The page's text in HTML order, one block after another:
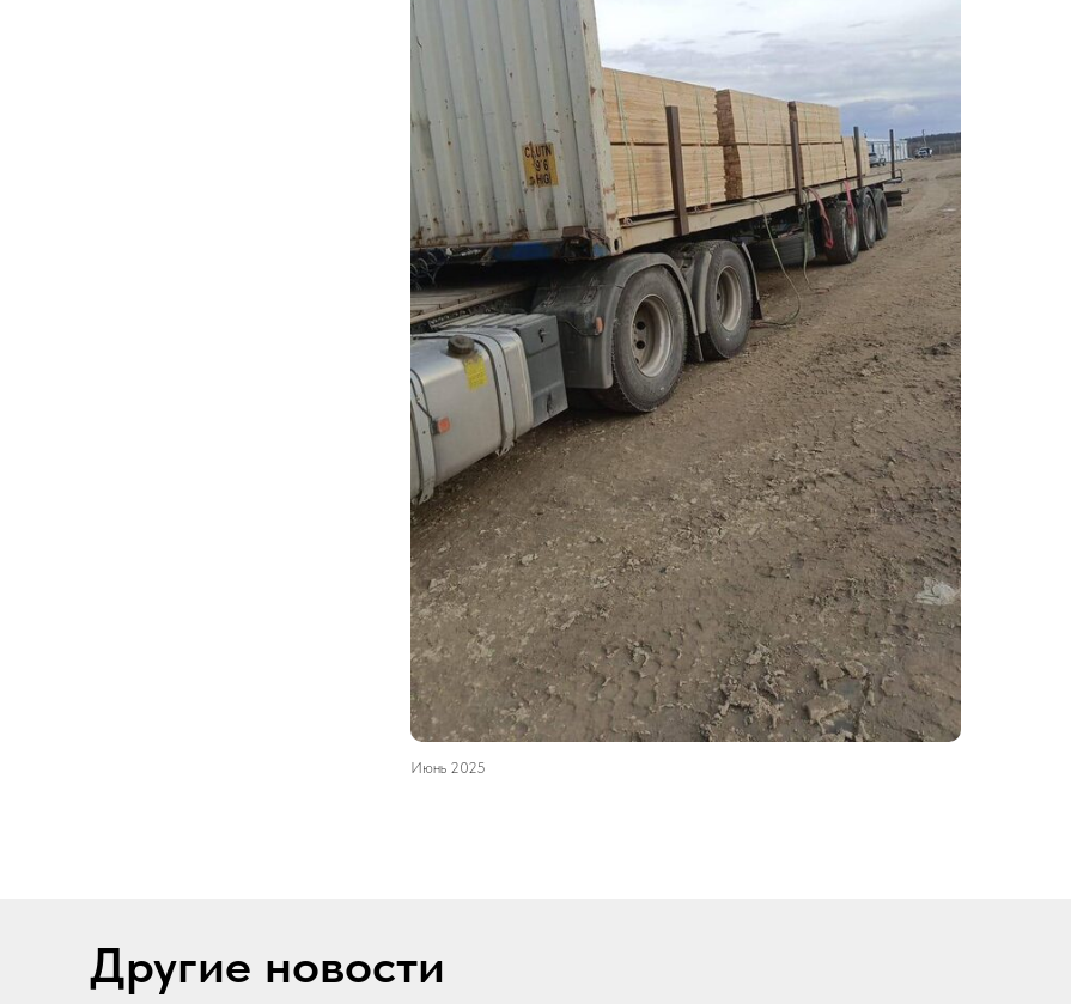
Июнь 2025
Другие новости